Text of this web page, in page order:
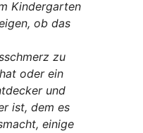
Kindergarten
ob das
zu
oder ein
und
ist, dem es
einige